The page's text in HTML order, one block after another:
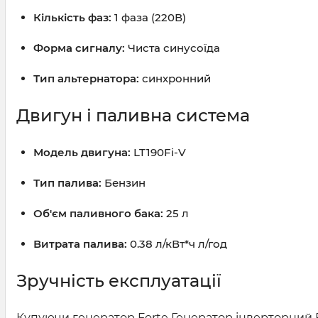
Кількість фаз: 1 фаза (220В)
Форма сигналу: Чиста синусоїда
Тип альтернатора: синхронний
Двигун і паливна система
Модель двигуна: LT190Fi-V
Тип палива: Бензин
Об'єм паливного бака: 25 л
Витрата палива: 0.38 л/кВт*ч л/год
Зручність експлуатації